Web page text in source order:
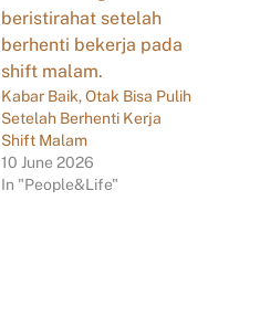
Kabar Baik, Otak Bisa Pulih
Setelah Berhenti Kerja
Shift Malam
10 June 2026
In "People&Life"